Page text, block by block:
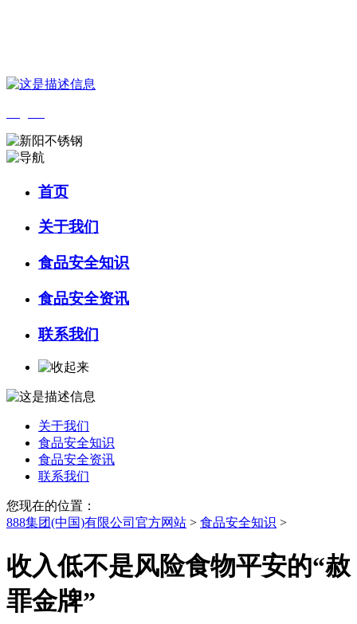
首页
关于我们
食品安全知识
食品安全资讯
联系我们
关于我们
食品安全知识
食品安全资讯
联系我们
您现在的位置：
888集团(中国)有限公司官方网站 > 食品安全知识 >
收入低不是风险食物平安的“赦
罪金牌”